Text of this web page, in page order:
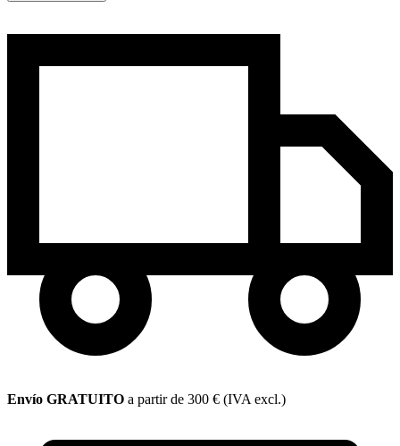
Envío GRATUITO a partir de 300 € (IVA excl.)